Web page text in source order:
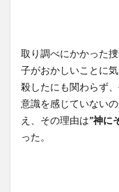
取り調べにかかった
子がおかしいことに
殺したにも関わらず
意識を感じていない
え、その理由は”神に
った。